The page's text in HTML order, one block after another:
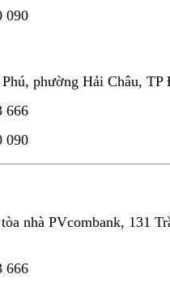
090
Phú, phường Hải Châu, TP
666
090
nhà PVcombank, 131
666